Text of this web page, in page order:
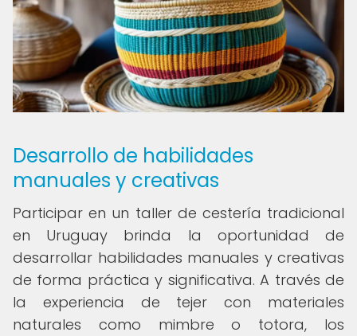
Desarrollo de habilidades
manuales y creativas
Participar en un taller de cestería tradicional
en Uruguay brinda la oportunidad de
desarrollar habilidades manuales y creativas
de forma práctica y significativa. A través de
la experiencia de tejer con materiales
naturales como mimbre o totora, los